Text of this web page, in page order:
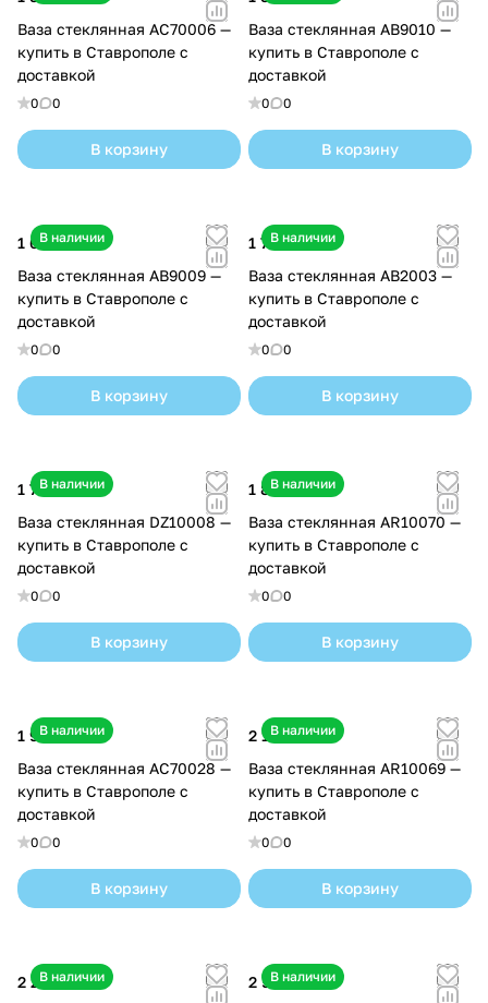
Ваза стеклянная AC70006 —
купить в Ставрополе с
доставкой
0 0
В корзину
Ваза стеклянная AB9010 —
купить в Ставрополе с
доставкой
0 0
В корзину
В наличии
1 600 ₽
Ваза стеклянная AB9009 —
купить в Ставрополе с
доставкой
0 0
В корзину
В наличии
1 700 ₽
Ваза стеклянная AB2003 —
купить в Ставрополе с
доставкой
0 0
В корзину
В наличии
1 700 ₽
Ваза стеклянная DZ10008 —
купить в Ставрополе с
доставкой
0 0
В корзину
В наличии
1 800 ₽
Ваза стеклянная AR10070 —
купить в Ставрополе с
доставкой
0 0
В корзину
В наличии
1 900 ₽
Ваза стеклянная AC70028 —
купить в Ставрополе с
доставкой
0 0
В корзину
В наличии
2 100 ₽
Ваза стеклянная AR10069 —
купить в Ставрополе с
доставкой
0 0
В корзину
В наличии
2 200 ₽
В наличии
2 500 ₽